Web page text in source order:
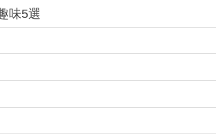
味5選